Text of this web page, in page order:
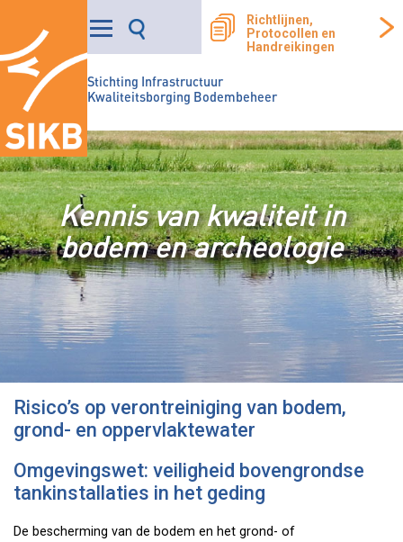
Stichting Infrastructuur
Kwaliteitsborging Bodembeheer
Richtlijnen,
Protocollen en
Handreikingen
Kennis van kwaliteit in
bodem en archeologie
Risico’s op verontreiniging van bodem,
grond- en oppervlaktewater
Omgevingswet: veiligheid bovengrondse
tankinstallaties in het geding
De bescherming van de bodem en het grond- of